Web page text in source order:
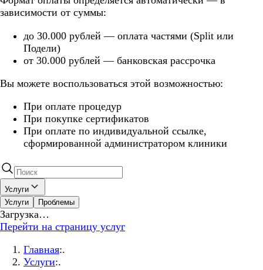
зависимости от суммы:
до 30.000 рублей — оплата частями (Split или
Подели)
от 30.000 рублей — банковская рассрочка
Вы можете воспользоваться этой возможностью:
При оплате процедур
При покупке сертификатов
При оплате по индивидуальной ссылке,
сформированной администратором клиники
Услуги
Услуги
Проблемы
Загрузка…
Перейти на страницу услуг
Главная:.
Услуги:.